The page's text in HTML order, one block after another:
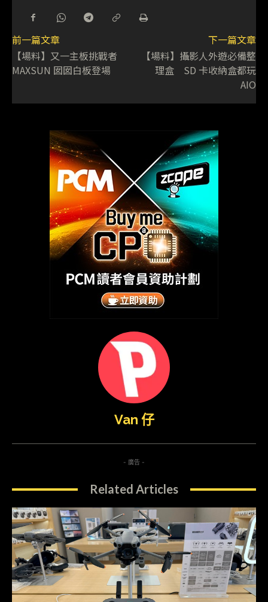
前一篇文章
【場料】又一主板挑戰者
MAXSUN 囡囡白板登場
下一篇文章
【場料】攝影人外遊必備整
理盒 SD 卡收納盒都玩
AIO
Van 仔
- 廣告 -
Related Articles